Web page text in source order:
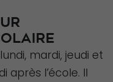
mardi, jeudi et
après l’école. Il